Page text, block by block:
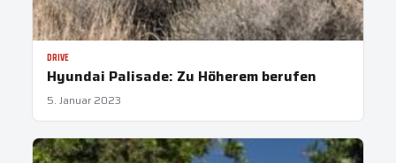
DRIVE
Hyundai Palisade: Zu Höherem berufen
5. Januar 2023